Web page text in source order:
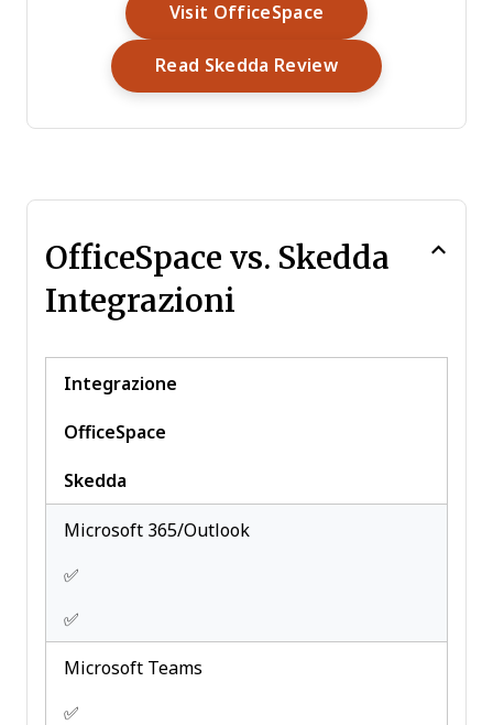
Notifications
Scheduling
Visit OfficeSpace Opens New
Read Skedda ReviewOpens New
OfficeSpace vs. Skedda
Integrazioni
Integrazione
OfficeSpace
Skedda
Microsoft 365/Outlook
✅
✅
Microsoft Teams
✅